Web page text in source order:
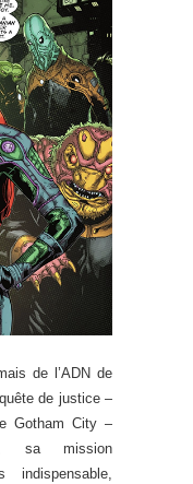
de l’ADN de
de justice –
Gotham City –
sa mission
indispensable,